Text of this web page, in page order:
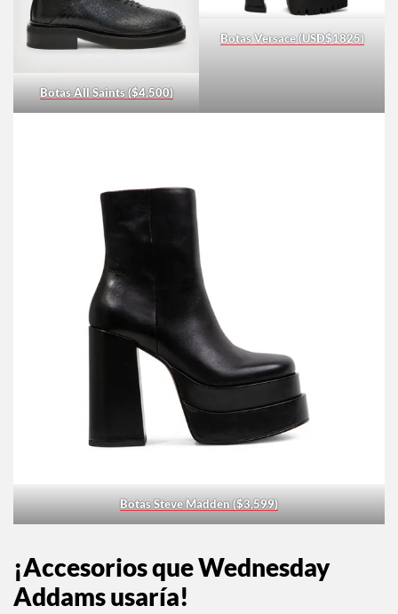
Botas All Saints ($4,500)
Botas Versace (USD$1825)
Botas Steve Madden ($3,599)
¡Accesorios que Wednesday
Addams usaría!